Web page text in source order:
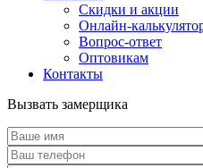
Скидки и акции
Онлайн-
Вопрос-ответ
Оптовикам
Контакты
Вызвать замерщика